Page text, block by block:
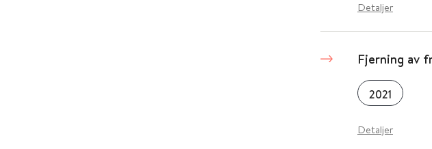
Detaljer
Fjerning av
2021
Detaljer